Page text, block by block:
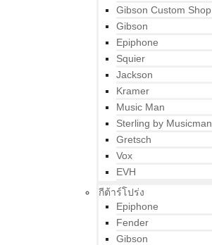
Gibson Custom Shop
Gibson
Epiphone
Squier
Jackson
Kramer
Music Man
Sterling by Musicman
Gretsch
Vox
EVH
กีต้าร์โปร่ง
Epiphone
Fender
Gibson